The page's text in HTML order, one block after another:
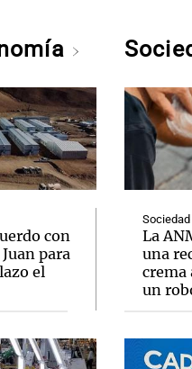
con
para
el
Sociedad
La
una
un